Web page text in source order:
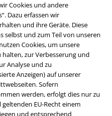
Cookies und andere
Dazu erfassen wir
und ihre Geräte. Diese
selbst und zum Teil von unseren
Cookies, um unsere
zur Verbesserung und
Analyse und zu
Anzeigen) auf unserer
Sofern
werden, erfolgt dies nur zu
EU-Recht einem
und entsprechend